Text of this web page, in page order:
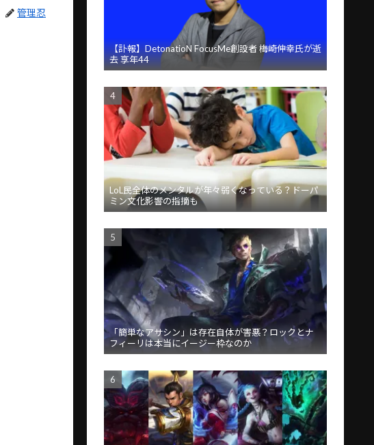
管理忍
【訃報】DetonatioN FocusMe創設者 梅崎伸幸氏が逝
去 享年44
LoL民全体のメンタルが年々弱くなっている？ドーパ
ミン文化影響の指摘も
「簡単なアサシン」は存在自体が害悪？ロックとナ
フィーリは本当にイージー枠なのか